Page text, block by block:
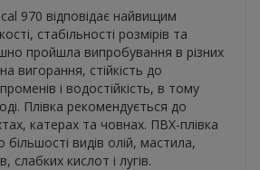
970 відповідає найвищим
стабільності розмірів та
пройшла випробування в різних
вигорання, стійкість до
і водостійкість, в тому
Плівка рекомендується до
катерах та човнах. ПВХ-плівка
більшості видів олій, мастила,
слабких кислот і лугів.